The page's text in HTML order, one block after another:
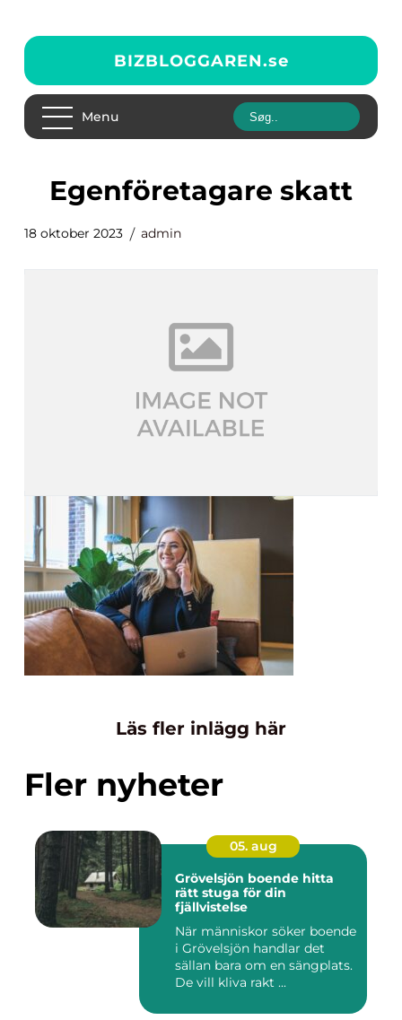
BIZBLOGGAREN.se
Menu
egenföretagare skatt
18 oktober 2023 admin
Läs fler inlägg här
Fler nyheter
05. aug
Grövelsjön boende hitta
rätt stuga för din
fjällvistelse
När människor söker boende
i Grövelsjön handlar det
sällan bara om en sängplats.
De vill kliva rakt ...